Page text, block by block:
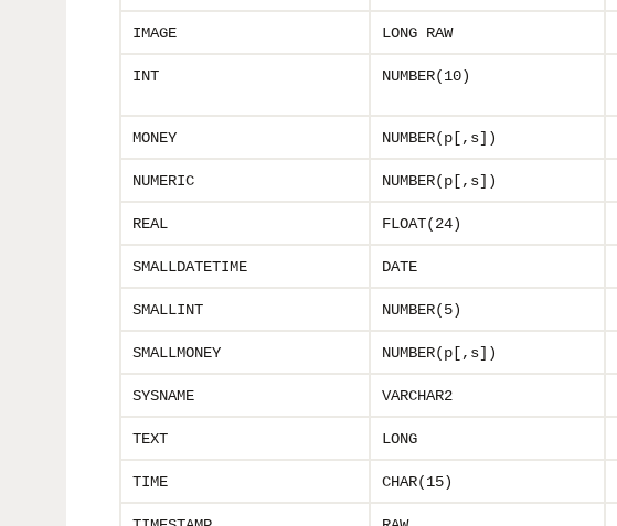
IMAGE LONG RAW
INT NUMBER(10)
MONEY NUMBER(p[,s])
NUMERIC NUMBER(p[,s])
REAL FLOAT(24)
SMALLDATETIME DATE
SMALLINT NUMBER(5)
SMALLMONEY NUMBER(p[,s])
SYSNAME VARCHAR2
TEXT LONG
TIME CHAR(15)